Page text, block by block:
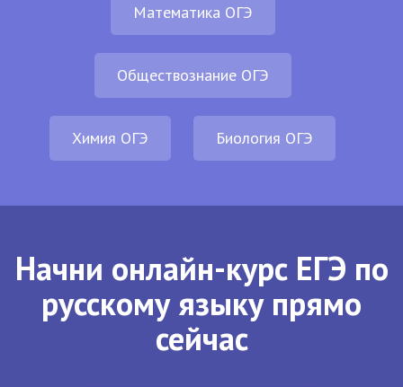
Математика ОГЭ
Обществознание ОГЭ
Химия ОГЭ Биология ОГЭ
Начни онлайн-курс ЕГЭ по
русскому языку прямо
сейчас